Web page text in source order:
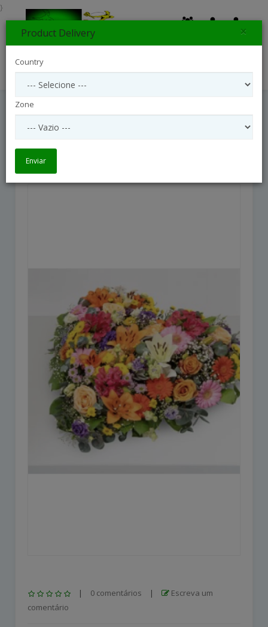
A Last Journey
| 0 comentários |
Escreva um
comentário
}
Product Delivery ×
Country
Zone
Enviar